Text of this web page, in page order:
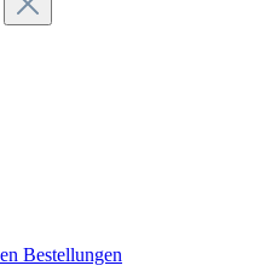
Bestellungen